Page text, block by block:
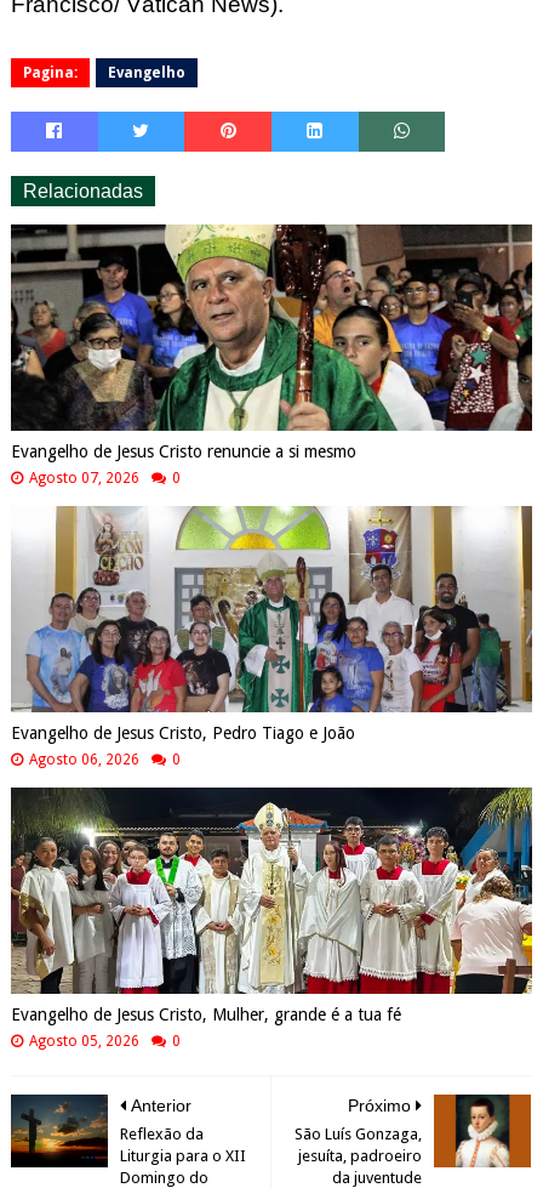
Pagina: Evangelho
Relacionadas
Evangelho de Jesus Cristo renuncie a si mesmo
Agosto 07, 2026 0
Evangelho de Jesus Cristo, Pedro Tiago e João
Agosto 06, 2026 0
Evangelho de Jesus Cristo, Mulher, grande é a tua fé
Agosto 05, 2026 0
Próximo
São Luís Gonzaga,
jesuíta, padroeiro
da juventude
Anterior
Reflexão da
Liturgia para o XII
Domingo do